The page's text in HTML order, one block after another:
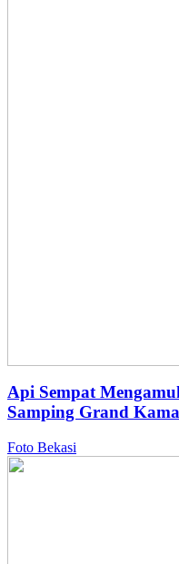
Api Sempat
Samping Grand
Foto Bekasi